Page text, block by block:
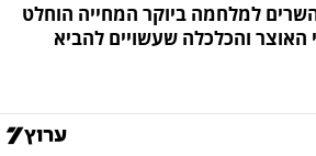
למלחמה ביוקר המחייה הוחלט
האוצר והכלכלה שעשויים להביא